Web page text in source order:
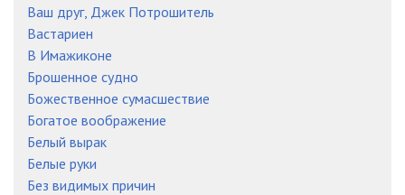
Ваш друг, Джек Потрошитель
Вастариен
В Имажиконе
Брошенное судно
Божественное сумасшествие
Богатое воображение
Белый вырак
Белые руки
Без видимых причин